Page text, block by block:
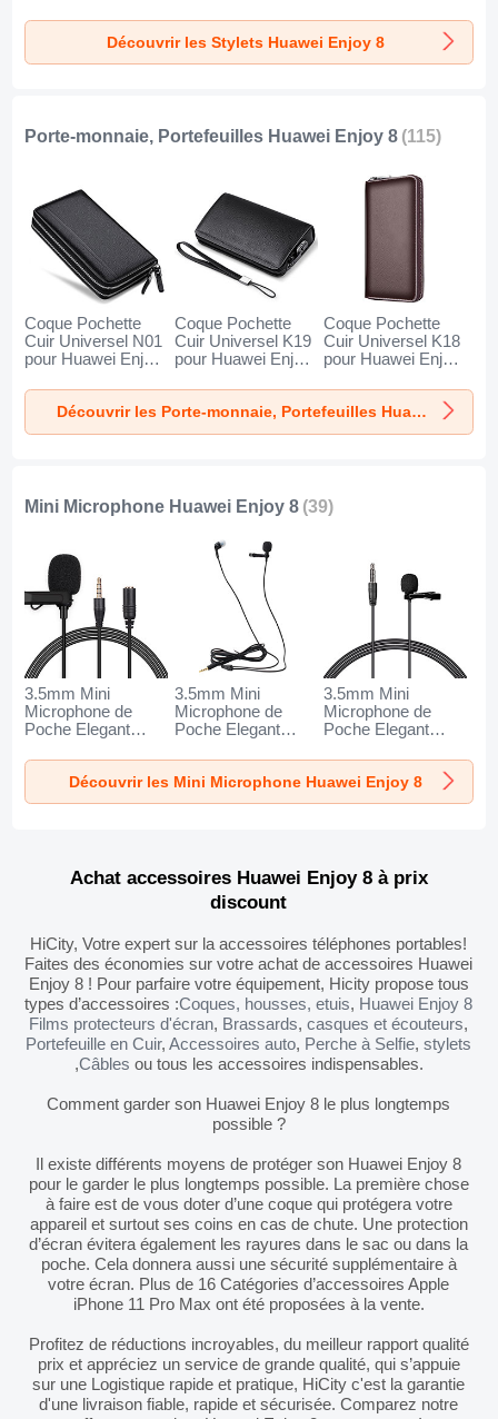
Découvrir les Stylets Huawei Enjoy 8
Porte-monnaie, Portefeuilles Huawei Enjoy 8 (115)
Coque Pochette
Cuir Universel N01
pour Huawei Enjoy
Coque Pochette
Cuir Universel K19
pour Huawei Enjoy
Coque Pochette
Cuir Universel K18
pour Huawei Enjoy
Découvrir les Porte-monnaie, Portefeuilles Huawei Enjoy 8
Mini Microphone Huawei Enjoy 8 (39)
3.5mm Mini
Microphone de
Poche Elegant
Parleur K06 pour
Huawei Enjoy 8
Noir
3.5mm Mini
Microphone de
Poche Elegant
Parleur K05 pour
Huawei Enjoy 8
Noir
3.5mm Mini
Microphone de
Poche Elegant
Parleur K08 pour
Huawei Enjoy 8
Noir
Découvrir les Mini Microphone Huawei Enjoy 8
Achat accessoires Huawei Enjoy 8 à prix
discount
HiCity, Votre expert sur la accessoires téléphones portables!
Faites des économies sur votre achat de accessoires Huawei
Enjoy 8 ! Pour parfaire votre équipement, Hicity propose tous
types d’accessoires :Coques, housses, etuis, Huawei Enjoy 8
Films protecteurs d'écran, Brassards,casques et écouteurs,
Portefeuille en Cuir,Accessoires auto, Perche à Selfie,stylets
,Câbles ou tous les accessoires indispensables.
Comment garder son Huawei Enjoy 8 le plus longtemps
possible ?
Il existe différents moyens de protéger son Huawei Enjoy 8
pour le garder le plus longtemps possible. La première chose
à faire est de vous doter d’une coque qui protégera votre
appareil et surtout ses coins en cas de chute. Une protection
d’écran évitera également les rayures dans le sac ou dans la
poche. Cela donnera aussi une sécurité supplémentaire à
votre écran. Plus de 16 Catégories d’accessoires Apple
iPhone 11 Pro Max ont été proposées à la vente.
Profitez de réductions incroyables, du meilleur rapport qualité
prix et appréciez un service de grande qualité, qui s’appuie
sur une Logistique rapide et pratique, HiCity c'est la garantie
d'une livraison fiable, rapide et sécurisée. Comparez notre